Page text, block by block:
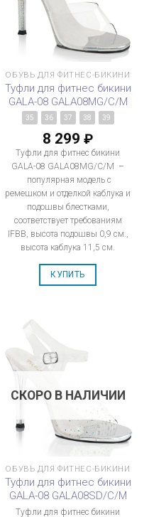
ОБУВЬ ДЛЯ ФИТНЕС-БИКИНИ
Туфли для фитнес бикини
GALA-08 GALA08MG/C/M
35 36 37 38 39
8 299 ₽
Туфли для фитнес бикини
GALA-08 GALA08MG/C/M –
популярная модель с
ремешком и отделкой каблука и
подошвы блестками,
соответствует требованиям
IFBB, высота подошвы 0,9 см.,
высота каблука 11,5 см.
КУПИТЬ
СКОРО В НАЛИЧИИ
ОБУВЬ ДЛЯ ФИТНЕС-БИКИНИ
Туфли для фитнес бикини
GALA-08 GALA08SD/C/M
Туфли для фитнес бикини